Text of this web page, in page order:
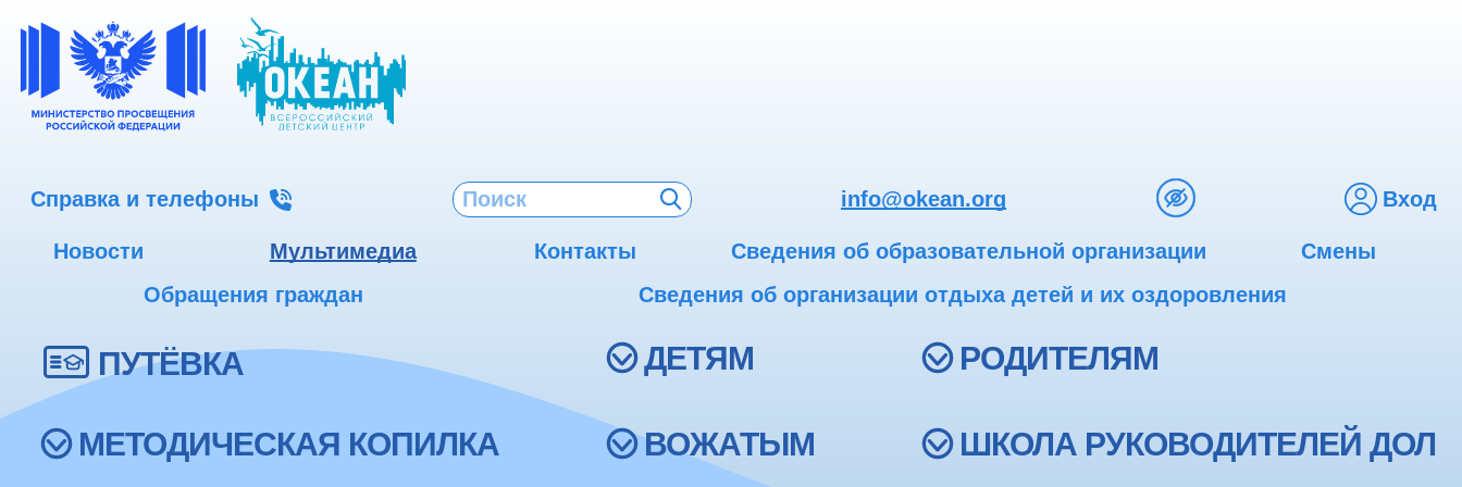
Справка и телефоны info@okean.org Вход
Новости Мультимедиа Контакты Сведения об образовательной организации
Смены
Обращения граждан
Сведения об организации отдыха детей и их оздоровления
ПУТЁВКА ДЕТЯМ РОДИТЕЛЯМ
МЕТОДИЧЕСКАЯ КОПИЛКА ВОЖАТЫМ ШКОЛА РУКОВОДИТЕЛЕЙ ДОЛ